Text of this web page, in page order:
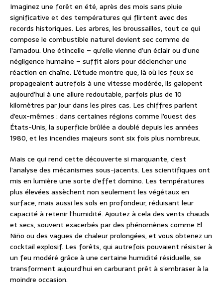
Imaginez une forêt en été, après des mois sans pluie
significative et des températures qui flirtent avec des
records historiques. Les arbres, les broussailles, tout ce qui
compose le combustible naturel devient sec comme de
l’amadou. Une étincelle – qu’elle vienne d’un éclair ou d’une
négligence humaine – suffit alors pour déclencher une
réaction en chaîne. L’étude montre que, là où les feux se
propageaient autrefois à une vitesse modérée, ils galopent
aujourd’hui à une allure redoutable, parfois plus de 10
kilomètres par jour dans les pires cas. Les chiffres parlent
d’eux-mêmes : dans certaines régions comme l’ouest des
États-Unis, la superficie brûlée a doublé depuis les années
1980, et les incendies majeurs sont six fois plus nombreux.
Mais ce qui rend cette découverte si marquante, c’est
l’analyse des mécanismes sous-jacents. Les scientifiques ont
mis en lumière une sorte d’effet domino. Les températures
plus élevées assèchent non seulement les végétaux en
surface, mais aussi les sols en profondeur, réduisant leur
capacité à retenir l’humidité. Ajoutez à cela des vents chauds
et secs, souvent exacerbés par des phénomènes comme El
Niño ou des vagues de chaleur prolongées, et vous obtenez un
cocktail explosif. Les forêts, qui autrefois pouvaient résister à
un feu modéré grâce à une certaine humidité résiduelle, se
transforment aujourd’hui en carburant prêt à s’embraser à la
moindre occasion.